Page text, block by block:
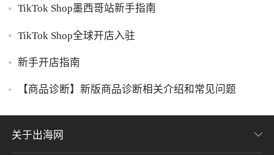
TikTok Shop墨西哥站新手指南
TikTok Shop全球开店入驻
新手开店指南
【商品诊断】新版商品诊断相关介绍和常见问题
关于出海网